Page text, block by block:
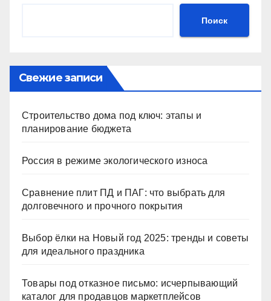
Поиск
Свежие записи
Строительство дома под ключ: этапы и
планирование бюджета
Россия в режиме экологического износа
Сравнение плит ПД и ПАГ: что выбрать для
долговечного и прочного покрытия
Выбор ёлки на Новый год 2025: тренды и советы
для идеального праздника
Товары под отказное письмо: исчерпывающий
каталог для продавцов маркетплейсов